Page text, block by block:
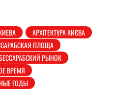
АРХІТЕКТУРА КИЄВА
ПЛОЩА
РЫНОК
ВРЕМЯ
ГОДЫ